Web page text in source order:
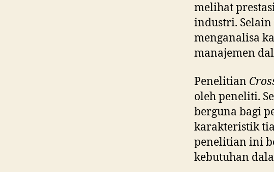
melihat
industri. Selain
menganalisa
manajemen
Penelitian
oleh peneliti.
berguna bagi
karakteristik
penelitian ini
kebutuhan